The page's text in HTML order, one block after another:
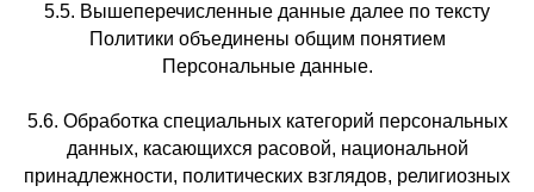
5.5. Вышеперечисленные данные далее по тексту
Политики объединены общим понятием
Персональные данные.
5.6. Обработка специальных категорий персональных
данных, касающихся расовой, национальной
принадлежности, политических взглядов, религиозных